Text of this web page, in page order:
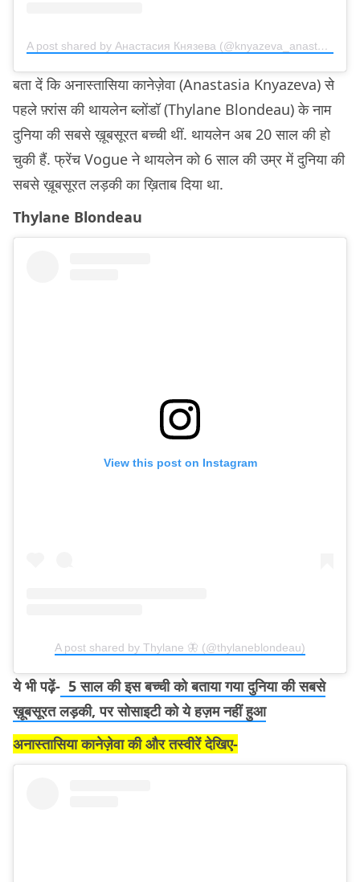
A post shared by Анастасия Князева (@knyazeva_anastasiya_official)
बता दें कि अनास्तासिया कानेज़ेवा (Anastasia Knyazeva) से
पहले फ़्रांस की थायलेन ब्लोंडॉ (Thylane Blondeau) के नाम
दुनिया की सबसे ख़ूबसूरत बच्ची थीं. थायलेन अब 20 साल की हो
चुकी हैं. फ्रेंच Vogue ने थायलेन को 6 साल की उम्र में दुनिया की
सबसे ख़ूबसूरत लड़की का ख़िताब दिया था.
Thylane Blondeau
View this post on Instagram
A post shared by Thylane 🦋 (@thylaneblondeau)
ये भी पढ़ें- 5 साल की इस बच्ची को बताया गया दुनिया की सबसे
ख़ूबसूरत लड़की, पर सोसाइटी को ये हज़म नहीं हुआ
अनास्तासिया कानेज़ेवा की और तस्वीरें देखिए-